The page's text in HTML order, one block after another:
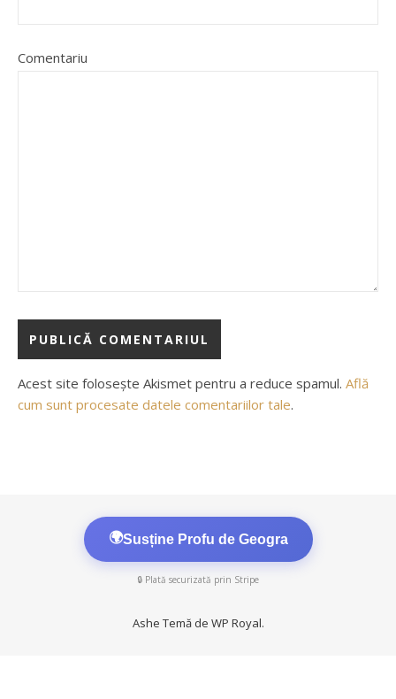
Comentariu
Acest site folosește Akismet pentru a reduce spamul. Află
cum sunt procesate datele comentariilor tale.
🌍Susține Profu de Geogra
🔒 Plată securizată prin Stripe
Ashe Temă de WP Royal.